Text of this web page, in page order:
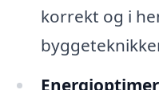
korrekt og i